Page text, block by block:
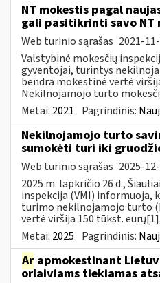
NT mokestis pagal
gali pasitikrinti savo NT
Web turinio sąrašas 2021-
Valstybinė mokesčių
gyventojai, turintys
bendra mokestinė vertė
Nekilnojamojo turto
Metai: 2021 Pagrindinis:
Nekilnojamojo turto
sumokėti turi iki
Web turinio sąrašas 2025-
2025 m. lapkričio 26 d.,
inspekcija (VMI) informuoja,
turimo nekilnojamojo turto
vertė viršija 150 tūkst.
Metai: 2025 Pagrindinis:
Ar apmokestinant
orlaiviams tiekiamas